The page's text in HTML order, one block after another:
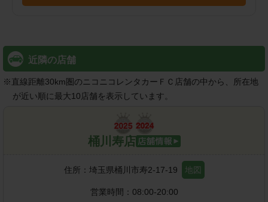
近隣の店舗
※直線距離30km圏のニコニコレンタカーＦＣ店舗の中から、所在地
が近い順に最大10店舗を表示しています。
桶川寿店
住所： 埼玉県桶川市寿2-17-19 地図
営業時間： 08:00-20:00